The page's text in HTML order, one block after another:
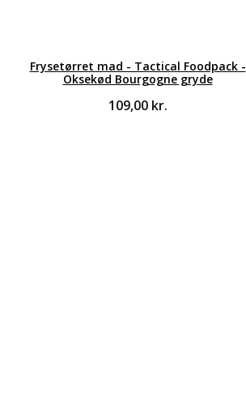
Frysetørret mad - Tactical Foodpack -
Oksekød Bourgogne gryde
109,00 kr.